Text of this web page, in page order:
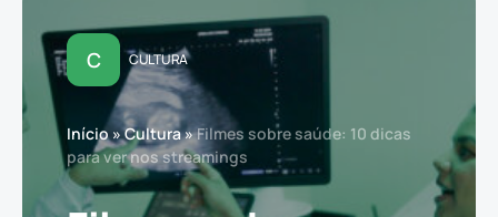
C CULTURA
Início»Cultura»Filmes sobre saúde: 10 dicas
para ver nos streamings